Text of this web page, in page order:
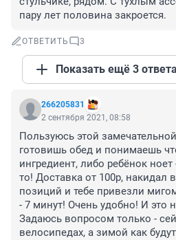
пару лет половина закроется.
ОТВЕТИТЬ 3
Показать ещё 3 ответа
266205831
2 сентября 2021, 08:58
Пользуюсь этой
готовишь обед и понимаешь
ингредиент, либо ребёнок ноет
то! Доставка от 100р, накидал
позиций и тебе привезли
- 7 минут! Очень удобно! И это
Задаюсь вопросом только -
велосипедах, а зимой как